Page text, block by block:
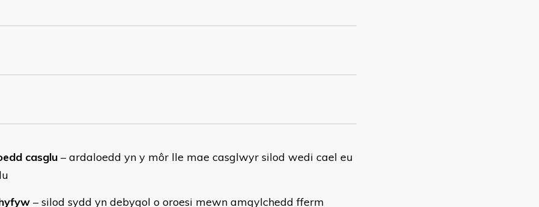
casglu – ardaloedd yn y môr lle mae casglwyr silod wedi cael eu
– silod sydd yn debygol o oroesi mewn amgylchedd fferm